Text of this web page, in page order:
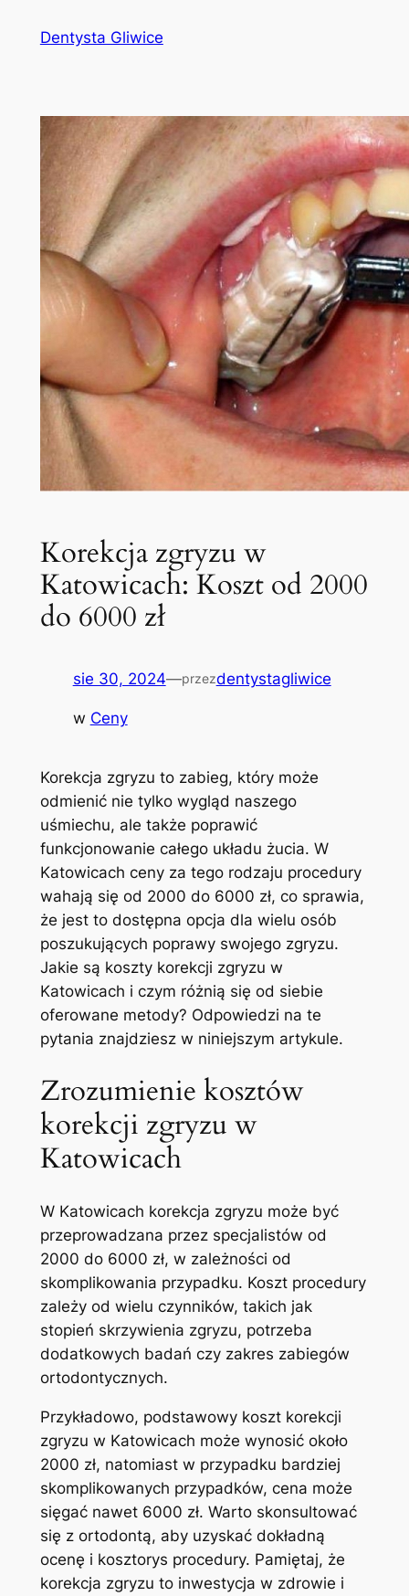
Dentysta Gliwice
Korekcja zgryzu w
Katowicach: Koszt od 2000
do 6000 zł
sie 30, 2024—przezdentystagliwice
w Ceny
Korekcja⁤ zgryzu⁤ to zabieg, który​ może
odmienić nie tylko wygląd naszego
uśmiechu, ale także⁣ poprawić
‍funkcjonowanie całego układu żucia. ⁤W​
Katowicach‌ ceny za tego⁣ rodzaju⁢ procedury
wahają się od 2000⁣ do 6000 zł,⁢ co sprawia,
że jest to dostępna opcja dla wielu ⁤osób ​
poszukujących poprawy swojego zgryzu.
Jakie są koszty korekcji zgryzu w
Katowicach i czym różnią ‌się od siebie
⁣oferowane metody? Odpowiedzi na te
pytania znajdziesz w niniejszym‌ artykule.
Zrozumienie kosztów
korekcji zgryzu w
Katowicach
W⁤ Katowicach korekcja ⁤zgryzu może​ być
przeprowadzana ‍przez specjalistów od
2000 do ​6000 zł, w zależności od
skomplikowania przypadku. Koszt procedury
zależy⁤ od wielu czynników, takich jak
⁢stopień ‍skrzywienia zgryzu, potrzeba
dodatkowych badań czy zakres zabiegów
ortodontycznych.
Przykładowo, podstawowy ​koszt ⁤korekcji
zgryzu w Katowicach może wynosić około
2000 zł, natomiast w przypadku bardziej
skomplikowanych przypadków, cena może
sięgać nawet 6000 zł. Warto skonsultować
się⁤ z ​ortodontą, aby uzyskać⁢ dokładną
ocenę i kosztorys procedury. Pamiętaj, że
⁢korekcja zgryzu to inwestycja w zdrowie ‍i